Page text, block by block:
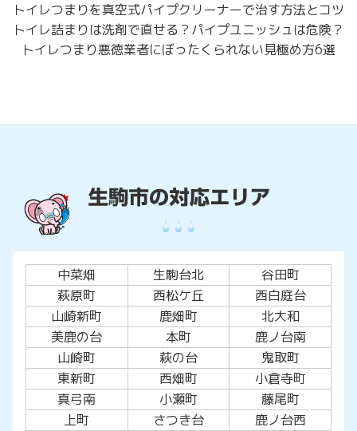
トイレつまりを真空式パイプクリーナーで治す方法とコツ
トイレ詰まりは洗剤で直せる？パイプユニッシュは危険？
トイレつまり悪徳業者にぼったくられない見極め方6選
中菜畑 生駒台北
谷田町
萩原町
西松ケ丘
西白庭台
山崎新町
鹿畑町
北大和
美鹿の台
本町
鹿ノ台南
山崎町
萩の台
鬼取町
東新町
西畑町
小倉寺町
真弓南
小瀬町
藤尾町
上町
さつき台
鹿ノ台西